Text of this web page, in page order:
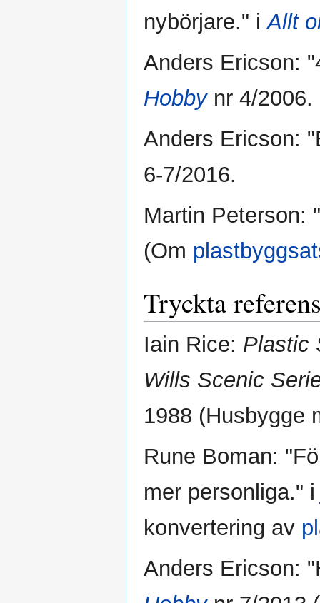
nybörjare." iAllt
Anders Ericson:
Hobbynr 4/2006.
Anders Ericson:
6-7/2016.
Martin Peterson:
(Om
Tryckta
Iain Rice: Plastic
Wills Scenic
1988 (Husbygge
Rune Boman:
mer personliga."
konvertering av
Anders Ericson: